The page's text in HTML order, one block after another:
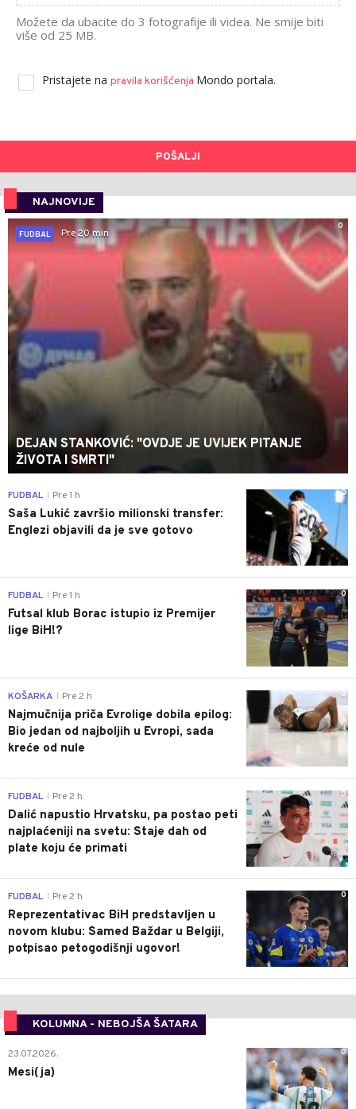
Možete da ubacite do 3 fotografije ili videa. Ne smije biti
više od 25 MB.
Pristajete na pravila korišćenja Mondo portala.
POŠALJI
NAJNOVIJE
0
FUDBAL
Pre 20 min
DEJAN STANKOVIĆ: "OVDJE JE UVIJEK PITANJE
ŽIVOTA I SMRTI"
0
FUDBAL Pre 1 h
Saša Lukić završio milionski transfer:
Englezi objavili da je sve gotovo
0
FUDBAL Pre 1 h
Futsal klub Borac istupio iz Premijer
lige BiH!?
0
KOŠARKA Pre 2 h
Najmučnija priča Evrolige dobila epilog:
Bio jedan od najboljih u Evropi, sada
kreće od nule
0
FUDBAL Pre 2 h
Dalić napustio Hrvatsku, pa postao peti
najplaćeniji na svetu: Staje dah od
plate koju će primati
0
FUDBAL Pre 2 h
Reprezentativac BiH predstavljen u
novom klubu: Samed Baždar u Belgiji,
potpisao petogodišnji ugovor!
KOLUMNA - NEBOJŠA ŠATARA
0
23.07.2026.
Mesi(ja)